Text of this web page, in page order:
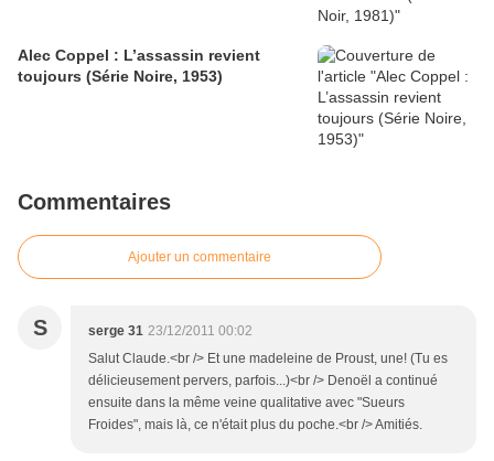
Alec Coppel : L’assassin revient
toujours (Série Noire, 1953)
Commentaires
Ajouter un commentaire
S serge 31 23/12/2011 00:02
Salut Claude.<br /> Et une madeleine de Proust, une! (Tu es
délicieusement pervers, parfois...)<br /> Denoël a continué
ensuite dans la même veine qualitative avec "Sueurs
Froides", mais là, ce n'était plus du poche.<br /> Amitiés.